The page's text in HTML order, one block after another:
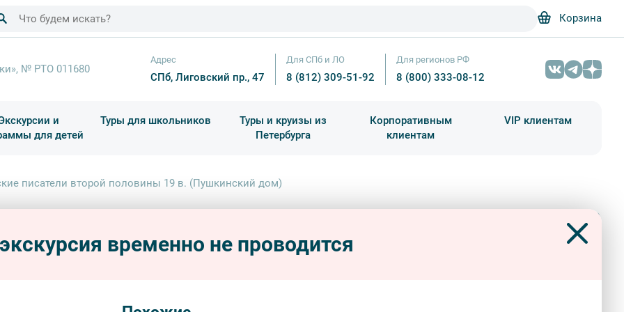
Корзина
№ РТО 011680
Адрес
СПб, Лиговский пр., 47
Для СПб и ЛО
8 (812) 309-51-92
Для регионов РФ
8 (800) 333-08-12
и
для детей
Туры для школьников
Туры и круизы из
Петербурга
Корпоративным
клиентам
VIP клиентам
писатели второй половины 19 в. (Пушкинский дом)
Русские писатели второй половины 19
в. (Пушкинский дом)
Пушкинский Дом – Alex 'Florstein' Fedorov
временно не проводится